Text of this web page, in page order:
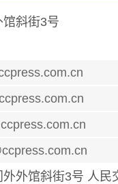
斜街3号
外馆斜街3号 人民